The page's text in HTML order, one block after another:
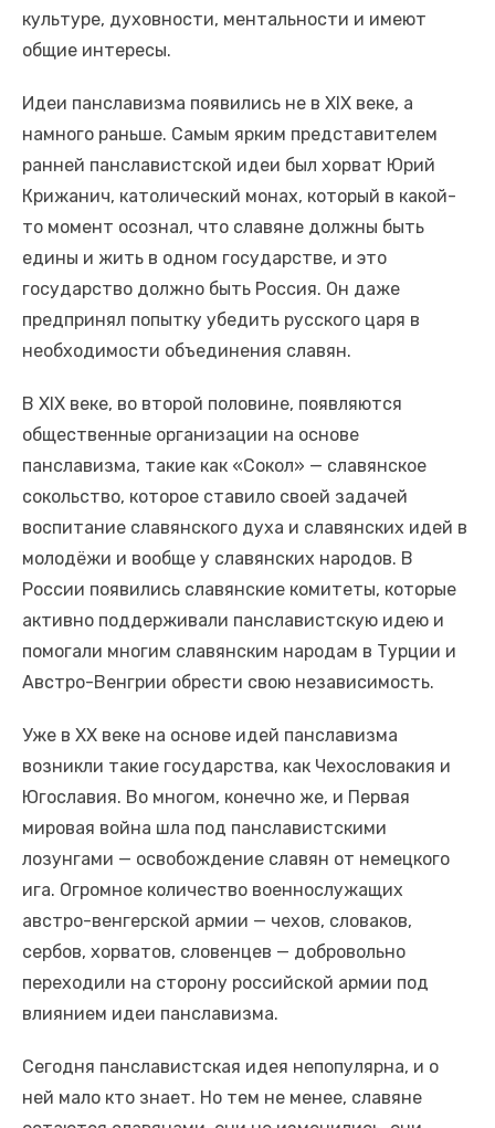
культуре, духовности, ментальности и имеют
общие интересы.
Идеи панславизма появились не в XIX веке, а
намного раньше. Самым ярким представителем
ранней панславистской идеи был хорват Юрий
Крижанич, католический монах, который в какой-
то момент осознал, что славяне должны быть
едины и жить в одном государстве, и это
государство должно быть Россия. Он даже
предпринял попытку убедить русского царя в
необходимости объединения славян.
В XIX веке, во второй половине, появляются
общественные организации на основе
панславизма, такие как «Сокол» — славянское
сокольство, которое ставило своей задачей
воспитание славянского духа и славянских идей в
молодёжи и вообще у славянских народов. В
России появились славянские комитеты, которые
активно поддерживали панславистскую идею и
помогали многим славянским народам в Турции и
Австро-Венгрии обрести свою независимость.
Уже в XX веке на основе идей панславизма
возникли такие государства, как Чехословакия и
Югославия. Во многом, конечно же, и Первая
мировая война шла под панславистскими
лозунгами — освобождение славян от немецкого
ига. Огромное количество военнослужащих
австро-венгерской армии — чехов, словаков,
сербов, хорватов, словенцев — добровольно
переходили на сторону российской армии под
влиянием идеи панславизма.
Сегодня панславистская идея непопулярна, и о
ней мало кто знает. Но тем не менее, славяне